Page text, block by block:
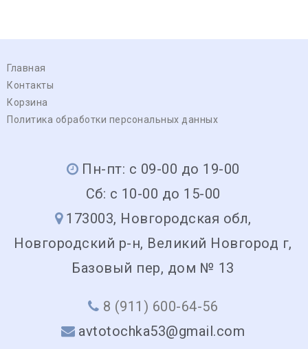
Главная
Контакты
Корзина
Политика обработки персональных данных
Пн-пт: с 09-00 до 19-00
Сб: с 10-00 до 15-00
173003, Новгородская обл,
Новгородский р-н, Великий Новгород г,
Базовый пер, дом № 13
8 (911) 600-64-56
avtotochka53@gmail.com